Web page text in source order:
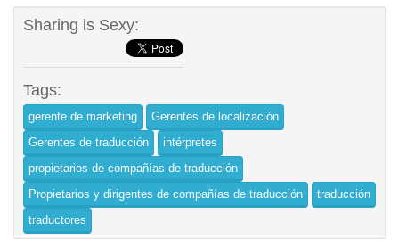
Sharing is Sexy:
Tags:
gerente de marketing
Gerentes de localización
Gerentes de traducción
intérpretes
propietarios de compañías de traducción
Propietarios y dirigentes de compañías de traducción
traducción
traductores